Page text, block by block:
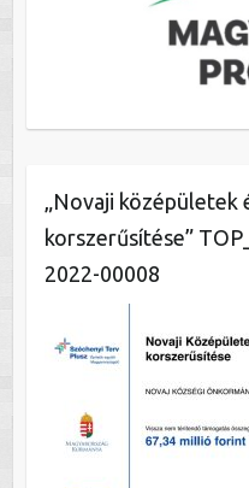
„Novaji
korszerűsítése”
2022-00008